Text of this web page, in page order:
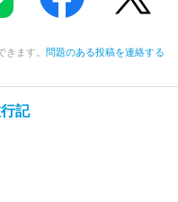
ます。 問題のある投稿を連絡する
記